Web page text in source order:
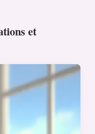
et